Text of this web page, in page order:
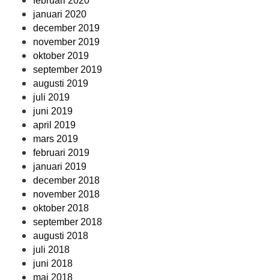
januari 2020
december 2019
november 2019
oktober 2019
september 2019
augusti 2019
juli 2019
juni 2019
april 2019
mars 2019
februari 2019
januari 2019
december 2018
november 2018
oktober 2018
september 2018
augusti 2018
juli 2018
juni 2018
maj 2018